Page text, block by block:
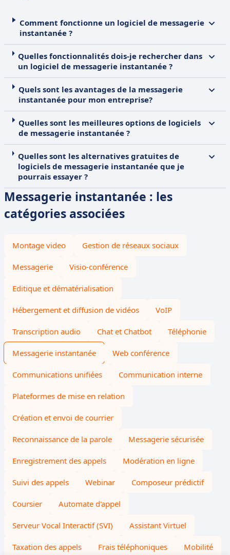
Comment fonctionne un logiciel de messagerie
instantanée ?
Quelles fonctionnalités dois-je rechercher dans
un logiciel de messagerie instantanée ?
Quels sont les avantages de la messagerie
instantanée pour mon entreprise?
Quelles sont les meilleures options de logiciels
de messagerie instantanée ?
Quelles sont les alternatives gratuites de
logiciels de messagerie instantanée que je
pourrais essayer ?
Messagerie instantanée : les
catégories associées
Montage video Gestion de réseaux sociaux
Messagerie Visio-conférence
Editique et dématérialisation
Hébergement et diffusion de vidéos VoIP
Transcription audio Chat et Chatbot Téléphonie
Messagerie instantanée Web conférence
Communications unifiées Communication interne
Plateformes de mise en relation
Création et envoi de courrier
Reconnaissance de la parole Messagerie sécurisée
Enregistrement des appels Modération en ligne
Suivi des appels Webinar Composeur prédictif
Coursier Automate d'appel
Serveur Vocal Interactif (SVI) Assistant Virtuel
Taxation des appels Frais téléphoniques Mobilité